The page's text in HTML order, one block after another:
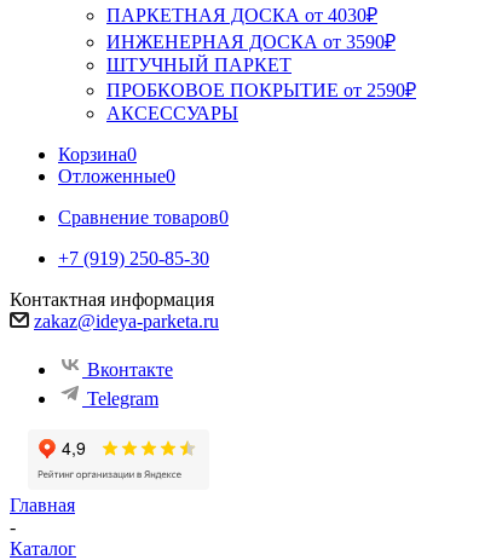
ПАРКЕТНАЯ ДОСКА от 4030₽
ИНЖЕНЕРНАЯ ДОСКА от 3590₽
ШТУЧНЫЙ ПАРКЕТ
ПРОБКОВОЕ ПОКРЫТИЕ от 2590₽
АКСЕССУАРЫ
Корзина0
Отложенные0
Сравнение товаров0
+7 (919) 250-85-30
Контактная информация
zakaz@ideya-parketa.ru
Вконтакте
Telegram
Главная
-
Каталог